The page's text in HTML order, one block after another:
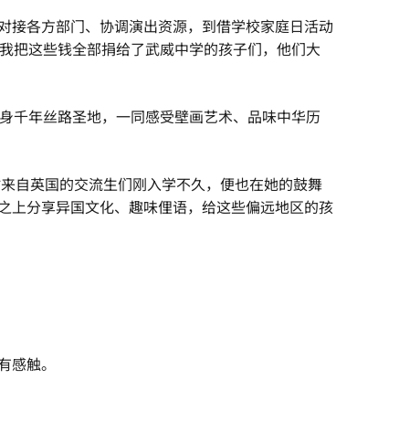
接各方部门、协调演出资源，到借学校家庭日活动
这些钱全部捐给了武威中学的孩子们，他们大
千年丝路圣地，一同感受壁画艺术、品味中华历
自英国的交流生们刚入学不久，便也在她的鼓舞
上分享异国文化、趣味俚语，给这些偏远地区的孩
触。